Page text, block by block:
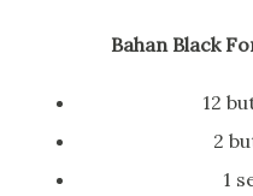
Bahan Black
12
2
1